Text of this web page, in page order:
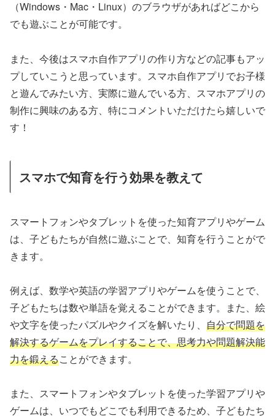
（Windows・Mac・Linux）のブラウザがあればどこから
でも遊ぶことが可能です。
また、今後はスマホ自作アプリの作り方などの記事もアッ
プしていこうと思っています。スマホ自作アプリでお子様
と遊んでみたい方、実際に遊んでいる方、スマホアプリの
制作に興味のある方、特にコメントいただけたら嬉しいで
す！
スマホで知育を行う効果を教えて
スマートフォンやタブレットを使った知育アプリやゲーム
は、子どもたちが自然に遊ぶことで、知育を行うことがで
きます。
例えば、数学や英語の学習アプリやゲームを使うことで、
子どもたちは数や単語を覚えることができます。また、絵
や文字を使ったパズルやクイズを解いたり、 自分で問題を
解決するゲームをプレイすることで、思考力や問題解決能
力を鍛えることができます。
また、スマートフォンやタブレットを使った学習アプリや
ゲームは、いつでもどこでも利用できるため、子どもたち